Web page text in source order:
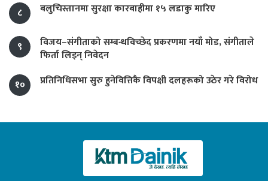
८ बलुचिस्तानमा सुरक्षा कारबाहीमा १५ लडाकु मारिए
९
विजय–संगीताको सम्बन्धविच्छेद प्रकरणमा नयाँ मोड, संगीता‍ले
फिर्ता लिइन् निवेदन
१०
प्रतिनिधिसभा सुरु हुनेवित्तिकै विपक्षी दलहरूको उठेर गरे विरोध